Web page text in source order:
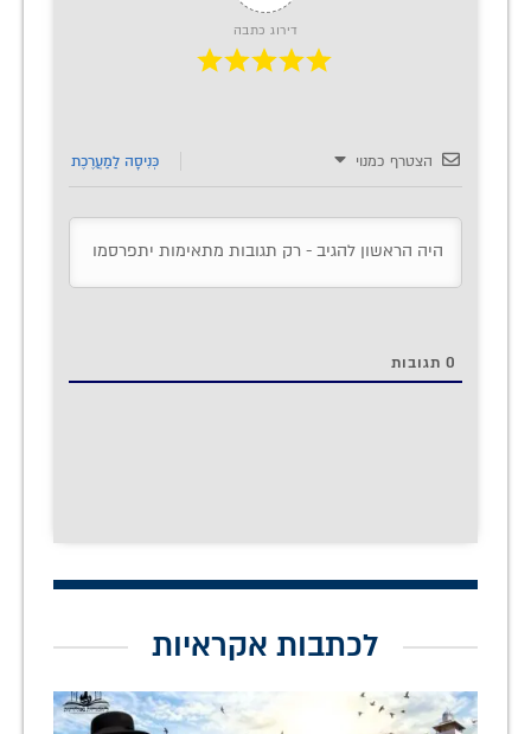
דירוג כתבה
הצטרף כמנוי כְּנִיסָה לַמַעֲרֶכֶת
0 תגובות
לכתבות אקראיות